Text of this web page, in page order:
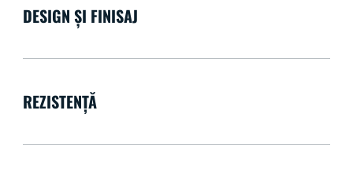
DESIGN ȘI FINISAJ
REZISTENȚĂ